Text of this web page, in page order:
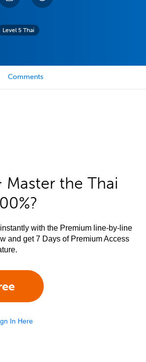
Level 5 Thai
Comments
the Thai
with the Premium line-by-line
and get 7 Days of Premium Access
In Here